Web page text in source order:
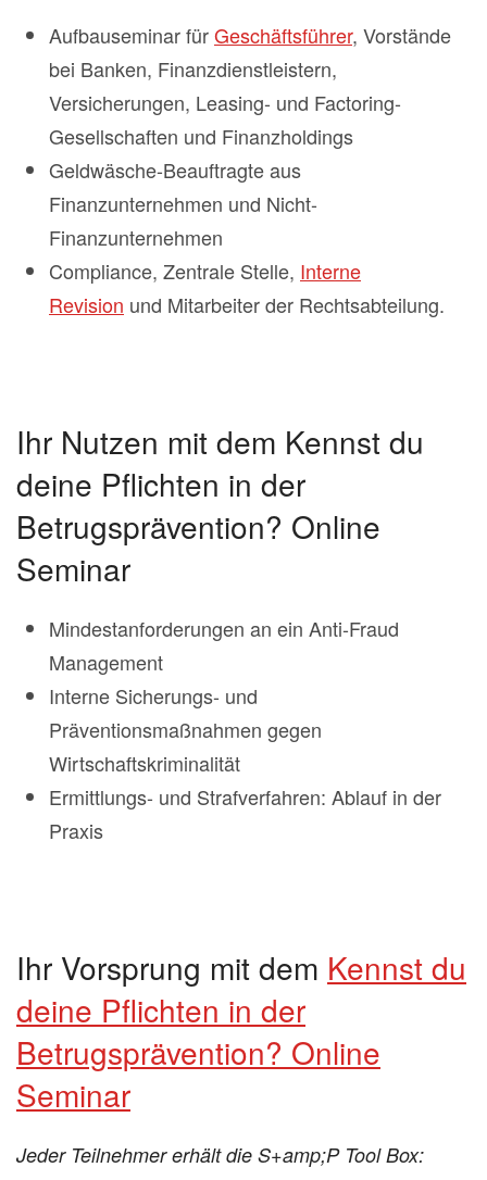
Aufbauseminar fürGeschäftsführer, Vorstände
bei Banken, Finanzdienstleistern,
Versicherungen, Leasing- und Factoring-
Gesellschaften und Finanzholdings
Geldwäsche-Beauftragte aus
Finanzunternehmen und Nicht-
Finanzunternehmen
Compliance, Zentrale Stelle, Interne
Revision und Mitarbeiter der Rechtsabteilung.
Ihr Nutzen mit dem Kennst du
deine Pflichten in der
Betrugsprävention? Online
Seminar
Mindestanforderungen an ein Anti-Fraud
Management
Interne Sicherungs- und
Präventionsmaßnahmen gegen
Wirtschaftskriminalität
Ermittlungs- und Strafverfahren: Ablauf in der
Praxis
Ihr Vorsprung mit dem Kennst du
deine Pflichten in der
Betrugsprävention? Online
Seminar
Jeder Teilnehmer erhält die S+amp;P Tool Box: